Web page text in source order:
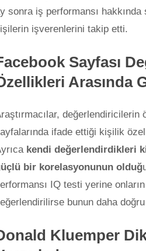
sonra iş performansı
işverenlerini takip etti.
Sayfası
Arasında
ifade ettiği kişilik
kendi değerlendirdikleri
bir korelasyonunun olduğ
IQ testi yerine
bunun daha
Kluemper